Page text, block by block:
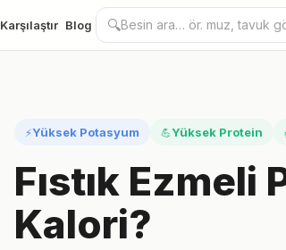
Karşılaştır Blog 🔍
⚡Yüksek Potasyum 💪Yüksek Protein
Fıstık Ezmeli
Kalori?